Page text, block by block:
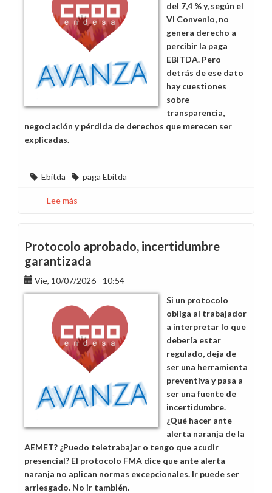
del 7,4 % y, según el
VI Convenio, no
genera derecho a
percibir la paga
EBITDA. Pero
detrás de ese dato
hay cuestiones
sobre
transparencia,
negociación y pérdida de derechos que merecen ser
explicadas.
Ebitda paga Ebitda
Lee más
más
preguntas
que
respuestas
Protocolo aprobado, incertidumbre
garantizada
Vie, 10/07/2026 - 10:54
Si un protocolo
obliga al trabajador
a interpretar lo que
debería estar
regulado, deja de
ser una herramienta
preventiva y pasa a
ser una fuente de
incertidumbre.
¿Qué hacer ante
alerta naranja de la
AEMET? ¿Puedo teletrabajar o tengo que acudir
presencial? El protocolo FMA dice que ante alerta
naranja no aplican normas excepcionales. Ir puede ser
arriesgado. No ir también.